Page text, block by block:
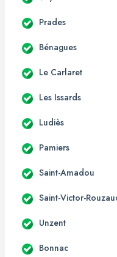
Prades
Bénagues
Le Carlaret
Les Issards
Ludiès
Pamiers
Saint-Amadou
Saint-Victor-
Unzent
Bonnac